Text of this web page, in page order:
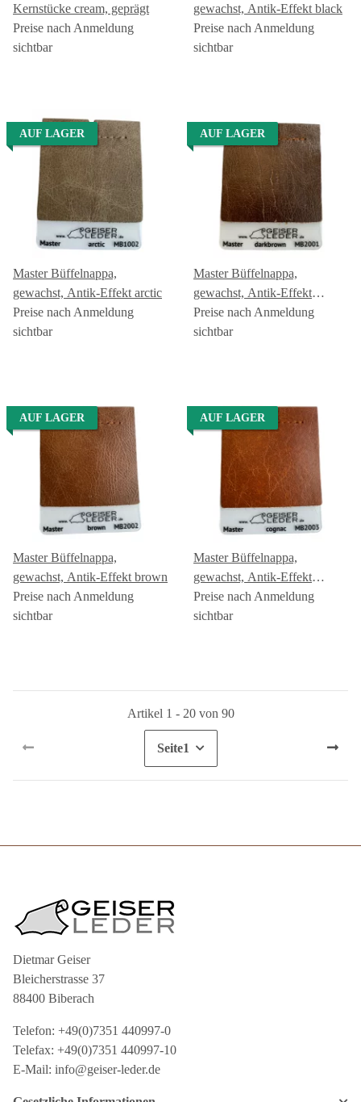
Kernstücke cream, geprägt
Preise nach Anmeldung
sichtbar
gewachst, Antik-Effekt black
Preise nach Anmeldung
sichtbar
AUF LAGER
Master Büffelnappa,
gewachst, Antik-Effekt arctic
Preise nach Anmeldung
sichtbar
AUF LAGER
Master Büffelnappa,
gewachst, Antik-Effekt
darkbrown
Preise nach Anmeldung
sichtbar
AUF LAGER
Master Büffelnappa,
gewachst, Antik-Effekt brown
Preise nach Anmeldung
sichtbar
AUF LAGER
Master Büffelnappa,
gewachst, Antik-Effekt
cognac
Preise nach Anmeldung
sichtbar
Artikel 1 - 20 von 90
Seite1
Dietmar Geiser
Bleicherstrasse 37
88400 Biberach
Telefon: +49(0)7351 440997-0
Telefax: +49(0)7351 440997-10
E-Mail: info@geiser-leder.de